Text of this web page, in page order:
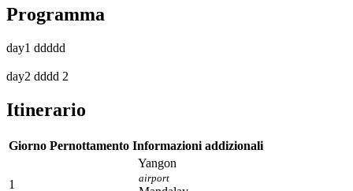
Programma
day1 ddddd
day2 dddd 2
Itinerario
Giorno Pernottamento Informazioni addizionali
1
Yangon
airport